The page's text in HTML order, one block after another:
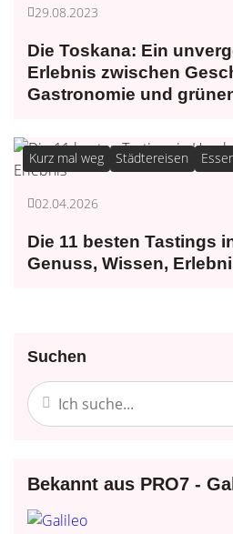
29.08.2023
Die Toskana: Ein
Erlebnis zwischen
Gastronomie und
Kurz mal weg Städtereisen
02.04.2026
Die 11 besten Tastings
Genuss, Wissen,
Suchen
Bekannt aus PRO7 -